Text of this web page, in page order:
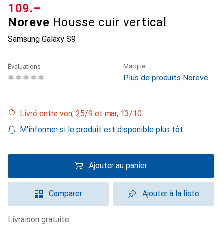
Noreve Housse cuir vertical
Samsung Galaxy S9
CHF
109.–
Évaluations Marque
Plus de produits Noreve
Livré entre ven, 25/9 et mar, 13/10
M'informer si le produit est disponible plus tôt
Ajouter au panier
Comparer Ajouter à la liste
livraison gratuite